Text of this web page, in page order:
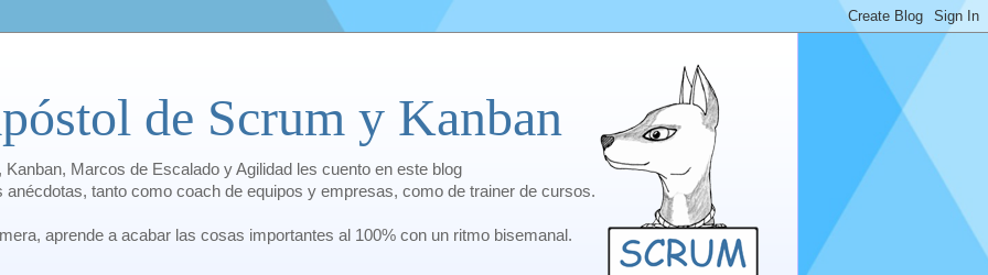
de Scrum y Kanban
Marcos de Escalado y Agilidad les cuento en este blog
tanto como coach de equipos y empresas, como de trainer de cursos.
aprende a acabar las cosas importantes al 100% con un ritmo bisemanal.